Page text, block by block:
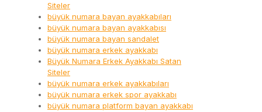
Siteler
büyük numara bayan ayakkabıları
büyük numara bayan ayakkabısı
büyük numara bayan sandalet
büyük numara erkek ayakkabı
Büyük Numara Erkek Ayakkabı Satan
Siteler
büyük numara erkek ayakkabıları
büyük numara erkek spor ayakkabı
büyük numara platform bayan ayakkabı